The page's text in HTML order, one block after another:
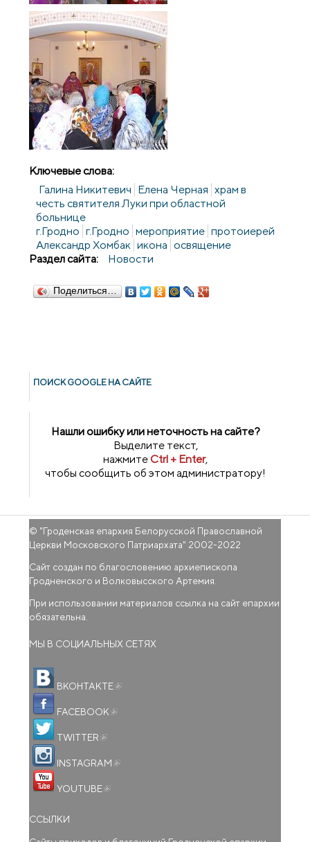
Ключевые слова:
Галина Никитевич Елена Черная храм в
честь святителя Луки при областной
больнице
г.Гродно г.Гродно мероприятие протоиерей
Александр Хомбак икона освящение
Раздел сайта:
Новости
Поделиться…
ПОИСК GOОGLE НА САЙТЕ
Нашли ошибку или неточность на сайте?
Выделите текст,
нажмитеCtrl + Enter,
чтобы сообщить об этом администратору!
© "Гроденская епархия Белорусской Православной
Церкви Московского Патриархата" 2002-2022
Сайт создан по благословению архиепископа
Гродненского и Волковысского Артемия.
При использовании материалов ссылка на сайт епархии
обязательна.
МЫ В СОЦИАЛЬНЫХ СЕТЯХ
ВКОНТАКТЕ
FACEBOOK
TWITTER
INSTAGRAM
YOUTUBE
ССЫЛКИ